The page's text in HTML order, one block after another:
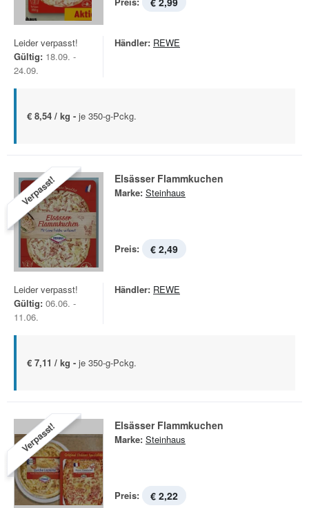
Leider verpasst!
Gültig: 18.09. -
24.09.
Händler: REWE
€ 8,54 / kg - je 350-g-Pckg.
Verpasst! Elsässer Flammkuchen
Marke: Steinhaus
Preis: € 2,49
Leider verpasst!
Gültig: 06.06. -
11.06.
Händler: REWE
€ 7,11 / kg - je 350-g-Pckg.
Verpasst! Elsässer Flammkuchen
Marke: Steinhaus
Preis: € 2,22